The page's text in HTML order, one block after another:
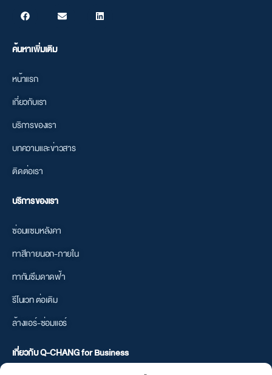
ค้นหาเพิ่มเติม
หน้าแรก
เกี่ยวกับเรา
บริการของเรา
บทความและข่าวสาร
ติดต่อเรา
บริการของเรา
ซ่อมแซมหลังคา
ทาสีภายนอก-ภายใน
ทากันซึมดาดฟ้า
รีโนเวท ต่อเติม
ล้างแอร์-ซ่อมแอร์
เกี่ยวกับ Q-CHANG for Business